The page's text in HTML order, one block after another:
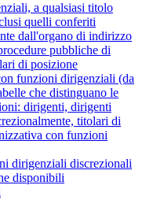
a qualsiasi titolo
quelli conferiti
dall'organo di indirizzo
pubbliche di
di posizione
funzioni dirigenziali (da
che distinguano le
dirigenti, dirigenti
titolari di
con funzioni
dirigenziali discrezionali
disponibili